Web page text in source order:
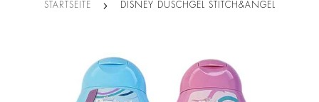
STARTSEITE DISNEY DUSCHGEL STITCH&ANGEL